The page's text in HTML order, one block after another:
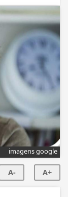
imagens google
A- A+